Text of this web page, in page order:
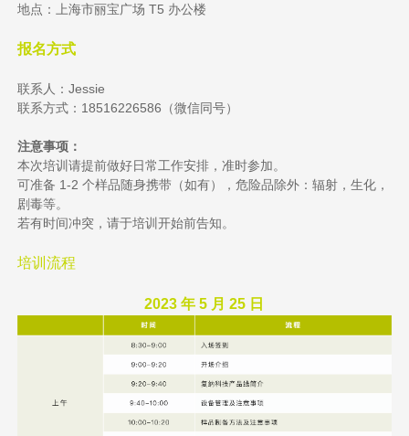
地点：上海市丽宝广场 T5 办公楼
报名方式
联系人：Jessie
联系方式：18516226586（微信同号）
注意事项：
本次培训请提前做好日常工作安排，准时参加。
可准备 1-2 个样品随身携带（如有），危险品除外：辐射，生化，
剧毒等。
若有时间冲突，请于培训开始前告知。
培训流程
2023 年 5 月 25 日